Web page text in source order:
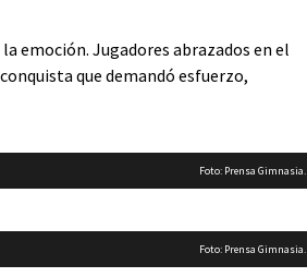
emoción. Jugadores abrazados en el
que demandó esfuerzo,
Foto: Prensa Gimnasia.
Foto: Prensa Gimnasia.